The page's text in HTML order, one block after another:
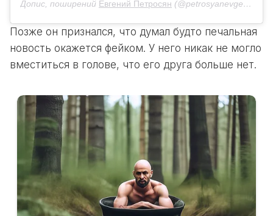
Допис, поширений Евгений Петросян (@petrosyanevgeny)
Позже он признался, что думал будто печальная
новость окажется фейком. У него никак не могло
вместиться в голове, что его друга больше нет.